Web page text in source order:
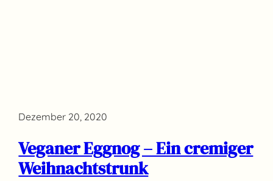
Dezember 20, 2020
Veganer Eggnog – Ein cremiger
Weihnachtstrunk